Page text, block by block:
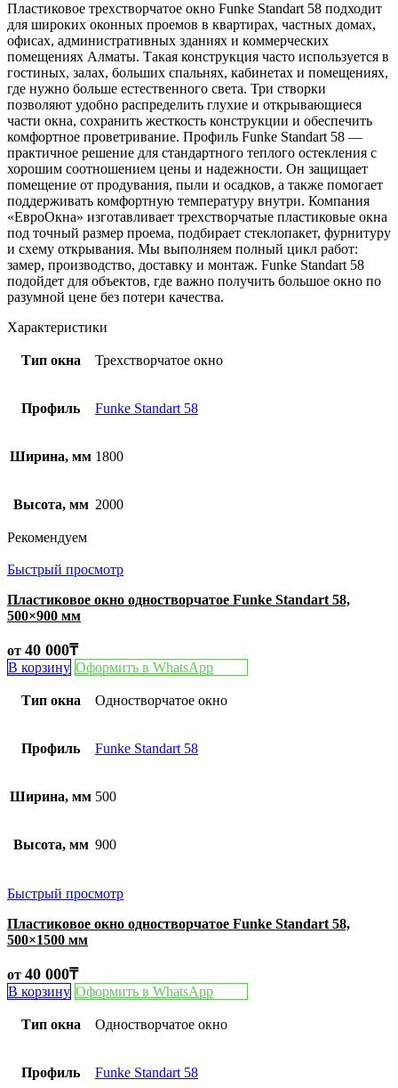
Пластиковое трехстворчатое окно Funke Standart 58 подходит
для широких оконных проемов в квартирах, частных домах,
офисах, административных зданиях и коммерческих
помещениях Алматы. Такая конструкция часто используется в
гостиных, залах, больших спальнях, кабинетах и помещениях,
где нужно больше естественного света. Три створки
позволяют удобно распределить глухие и открывающиеся
части окна, сохранить жесткость конструкции и обеспечить
комфортное проветривание. Профиль Funke Standart 58 —
практичное решение для стандартного теплого остекления с
хорошим соотношением цены и надежности. Он защищает
помещение от продувания, пыли и осадков, а также помогает
поддерживать комфортную температуру внутри. Компания
«ЕвроОкна» изготавливает трехстворчатые пластиковые окна
под точный размер проема, подбирает стеклопакет, фурнитуру
и схему открывания. Мы выполняем полный цикл работ:
замер, производство, доставку и монтаж. Funke Standart 58
подойдет для объектов, где важно получить большое окно по
разумной цене без потери качества.
Характеристики
Тип окна Трехстворчатое окно
Профиль Funke Standart 58
Ширина, мм 1800
Высота, мм 2000
Рекомендуем
Быстрый просмотр
Пластиковое окно одностворчатое Funke Standart 58,
500×900 мм
от 40 000₸
В корзину Оформить в WhatsApp
Тип окна Одностворчатое окно
Профиль Funke Standart 58
Ширина, мм 500
Высота, мм 900
Быстрый просмотр
Пластиковое окно одностворчатое Funke Standart 58,
500×1500 мм
от 40 000₸
В корзину Оформить в WhatsApp
Тип окна Одностворчатое окно
Профиль Funke Standart 58